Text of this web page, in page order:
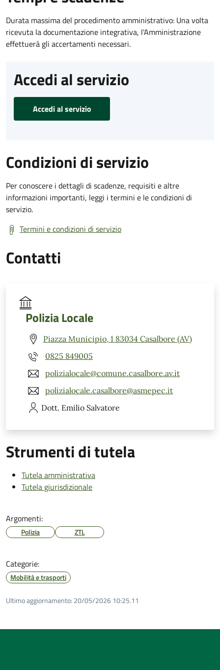
Durata massima del procedimento amministrativo: Una volta
ricevuta la documentazione integrativa, l'Amministrazione
effettuerà gli accertamenti necessari.
Accedi al servizio
Accedi al servizio
Condizioni di servizio
Per conoscere i dettagli di scadenze, requisiti e altre
informazioni importanti, leggi i termini e le condizioni di
servizio.
Termini e condizioni di servizio
Contatti
Polizia Locale
Piazza Municipio, 1 83034 Casalbore (AV)
0825 849005
polizialocale@comune.casalbore.av.it
polizialocale.casalbore@asmepec.it
Dott. Emilio Salvatore
Strumenti di tutela
Tutela amministrativa
Tutela giurisdizionale
Argomenti:
Polizia ZTL
Categorie:
Mobilità e trasporti
Ultimo aggiornamento: 20/05/2026 10:25.11